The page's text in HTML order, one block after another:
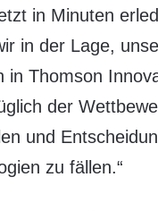
in Minuten
in der Lage,
in Thomson
der
und
zu fällen.“